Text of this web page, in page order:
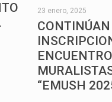
23 enero, 2025
“EMUSH